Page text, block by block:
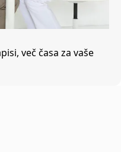
več časa za vaše